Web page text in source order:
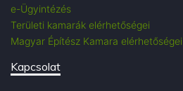
e-Ügyintézés
Területi kamarák elérhetőségei
Magyar Építész Kamara elérhetőségei
Kapcsolat